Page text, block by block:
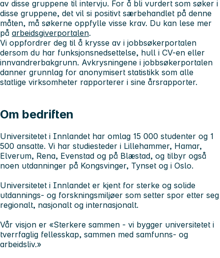
av disse gruppene til intervju. For å bli vurdert som søker i
disse gruppene, det vil si positivt særbehandlet på denne
måten, må søkerne oppfylle visse krav. Du kan lese mer
på arbeidsgiverportalen.
Vi oppfordrer deg til å krysse av i jobbsøkerportalen
dersom du har funksjonsnedsettelse, hull i CV-en eller
innvandrerbakgrunn. Avkrysningene i jobbsøkerportalen
danner grunnlag for anonymisert statistikk som alle
statlige virksomheter rapporterer i sine årsrapporter.
Om bedriften
Universitetet i Innlandet har omlag 15 000 studenter og 1
500 ansatte. Vi har studiesteder i Lillehammer, Hamar,
Elverum, Rena, Evenstad og på Blæstad, og tilbyr også
noen utdanninger på Kongsvinger, Tynset og i Oslo.
Universitetet i Innlandet er kjent for sterke og solide
utdannings- og forskningsmiljøer som setter spor etter seg
regionalt, nasjonalt og internasjonalt.
Vår visjon er «Sterkere sammen - vi bygger universitetet i
tverrfaglig fellesskap, sammen med samfunns- og
arbeidsliv.»